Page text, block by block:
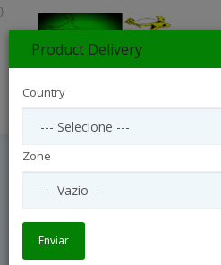
12 Roses
}
Product Delivery
Country
Zone
Enviar